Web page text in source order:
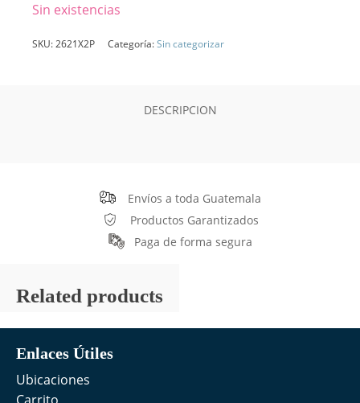
Sin existencias
SKU:2621X2P Categoría:Sin categorizar
DESCRIPCION
Envíos a toda Guatemala
Productos Garantizados
Paga de forma segura
Related products
Enlaces Útiles
Ubicaciones